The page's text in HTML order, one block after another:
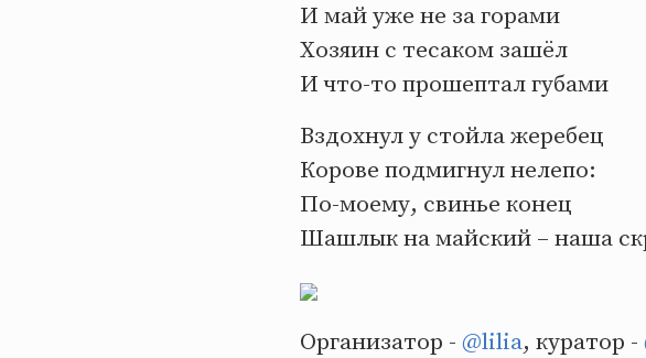
И май уже не за горами
Хозяин с тесаком зашёл
И что-то прошептал губами
Вздохнул у стойла жеребец
Корове подмигнул нелепо:
По-моему, свинье конец
Шашлык на майский – наша
Организатор - @lilia, куратор -